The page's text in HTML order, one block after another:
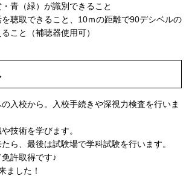
青（緑）が識別できること
聴取できること、10ｍの距離で90デシベルの
こと（補聴器使用可）
入校から。入校手続きや深視力検査を行いま
技術を学びます。
ら、最後は試験場で学科試験を行います。
許取得です♪
ました！